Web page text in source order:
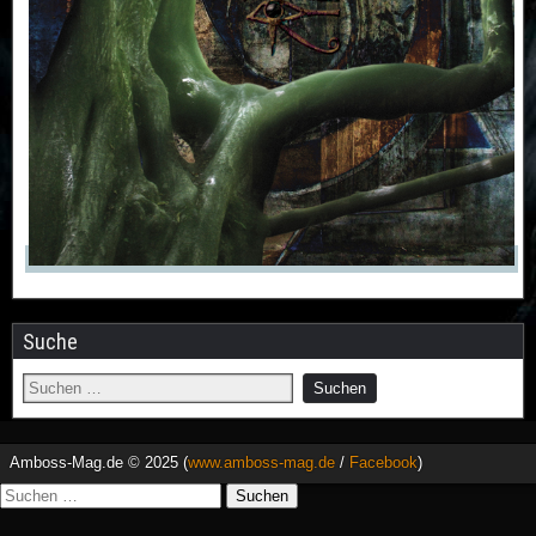
Suche
Amboss-Mag.de © 2025 (www.amboss-mag.de / Facebook)